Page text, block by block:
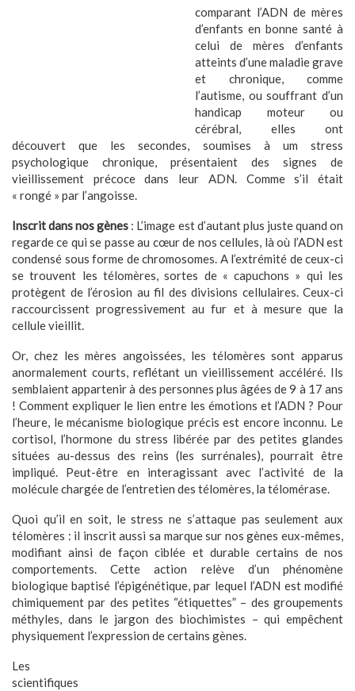
comparant l’ADN de mères
d’enfants en bonne santé à
celui de mères d’enfants
atteints d’une maladie grave
et chronique, comme
l’autisme, ou souffrant d’un
handicap moteur ou
cérébral, elles ont
découvert que les secondes, soumises à um stress
psychologique chronique, présentaient des signes de
vieillissement précoce dans leur ADN. Comme s’il était
« rongé » par l’angoisse.
Inscrit dans nos gènes : L’image est d’autant plus juste quand on
regarde ce qui se passe au cœur de nos cellules, là où l’ADN est
condensé sous forme de chromosomes. A l’extrémité de ceux-ci
se trouvent les télomères, sortes de « capuchons » qui les
protègent de l’érosion au fil des divisions cellulaires. Ceux-ci
raccourcissent progressivement au fur et à mesure que la
cellule vieillit.
Or, chez les mères angoissées, les télomères sont apparus
anormalement courts, reflétant un vieillissement accéléré. Ils
semblaient appartenir à des personnes plus âgées de 9 à 17 ans
! Comment expliquer le lien entre les émotions et l’ADN ? Pour
l’heure, le mécanisme biologique précis est encore inconnu. Le
cortisol, l’hormone du stress libérée par des petites glandes
situées au-dessus des reins (les surrénales), pourrait être
impliqué. Peut-être en interagissant avec l’activité de la
molécule chargée de l’entretien des télomères, la télomérase.
Quoi qu’il en soit, le stress ne s’attaque pas seulement aux
télomères : il inscrit aussi sa marque sur nos gènes eux-mêmes,
modifiant ainsi de façon ciblée et durable certains de nos
comportements. Cette action relève d’un phénomène
biologique baptisé l’épigénétique, par lequel l’ADN est modifié
chimiquement par des petites “étiquettes” – des groupements
méthyles, dans le jargon des biochimistes – qui empêchent
physiquement l’expression de certains gènes.
Les
scientifiques